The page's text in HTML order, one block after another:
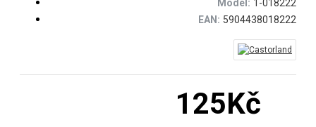
125Kč
Model: 1-018222
EAN: 5904438018222